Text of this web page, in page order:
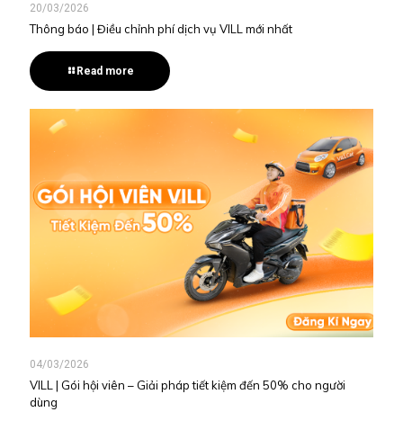
20/03/2026
Thông báo | Điều chỉnh phí dịch vụ VILL mới nhất
Read more
04/03/2026
VILL | Gói hội viên – Giải pháp tiết kiệm đến 50% cho người
dùng